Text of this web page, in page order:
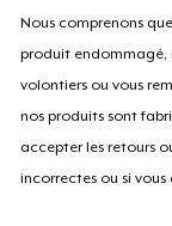
Nous comprenons
produit endommagé,
volontiers ou vous
nos produits sont
accepter les retours
incorrectes ou si